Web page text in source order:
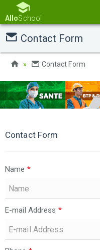
AlloSchool
Contact Form
Contact Form
Contact Form
Name *
E-mail Address *